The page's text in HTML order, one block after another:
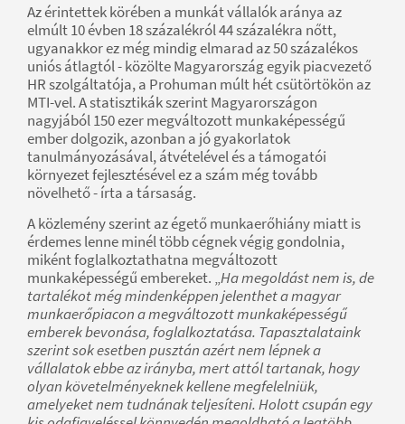
Az érintettek körében a munkát vállalók aránya az
elmúlt 10 évben 18 százalékról 44 százalékra nőtt,
ugyanakkor ez még mindig elmarad az 50 százalékos
uniós átlagtól - közölte Magyarország egyik piacvezető
HR szolgáltatója, a Prohuman múlt hét csütörtökön az
MTI-vel. A statisztikák szerint Magyarországon
nagyjából 150 ezer megváltozott munkaképességű
ember dolgozik, azonban a jó gyakorlatok
tanulmányozásával, átvételével és a támogatói
környezet fejlesztésével ez a szám még tovább
növelhető - írta a társaság.
A közlemény szerint az égető munkaerőhiány miatt is
érdemes lenne minél több cégnek végig gondolnia,
miként foglalkoztathatna megváltozott
munkaképességű embereket. „Ha megoldást nem is, de
tartalékot még mindenképpen jelenthet a magyar
munkaerőpiacon a megváltozott munkaképességű
emberek bevonása, foglalkoztatása. Tapasztalataink
szerint sok esetben pusztán azért nem lépnek a
vállalatok ebbe az irányba, mert attól tartanak, hogy
olyan követelményeknek kellene megfelelniük,
amelyeket nem tudnának teljesíteni. Holott csupán egy